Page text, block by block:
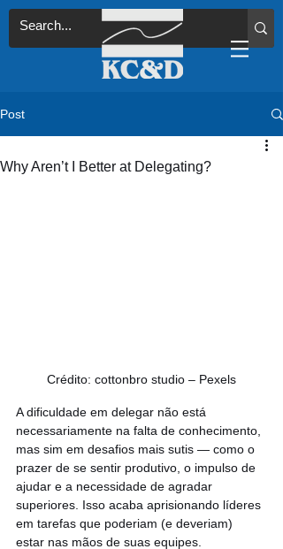
Post
Why Aren’t I Better at Delegating?
Crédito: cottonbro studio – Pexels
A dificuldade em delegar não está
necessariamente na falta de conhecimento,
mas sim em desafios mais sutis — como o
prazer de se sentir produtivo, o impulso de
ajudar e a necessidade de agradar
superiores. Isso acaba aprisionando líderes
em tarefas que poderiam (e deveriam)
estar nas mãos de suas equipes.